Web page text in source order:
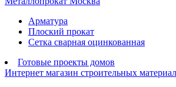
Арматура
Плоский прокат
Сетка сварная оцинкованная
Готовые проекты домов
Интернет магазин строительных